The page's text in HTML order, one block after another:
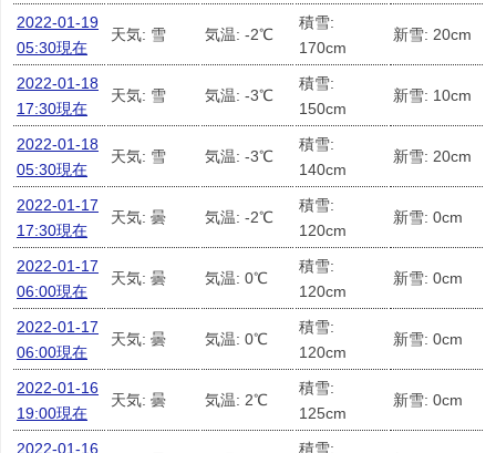
2022-01-19
05:30現在
天気: 雪 気温: -2℃
積雪:
170cm
新雪: 20cm
2022-01-18
17:30現在
天気: 雪 気温: -3℃
積雪:
150cm
新雪: 10cm
2022-01-18
05:30現在
天気: 雪 気温: -3℃
積雪:
140cm
新雪: 20cm
2022-01-17
17:30現在
天気: 曇 気温: -2℃
積雪:
120cm
新雪: 0cm
2022-01-17
06:00現在
天気: 曇 気温: 0℃
積雪:
120cm
新雪: 0cm
2022-01-17
06:00現在
天気: 曇 気温: 0℃
積雪:
120cm
新雪: 0cm
2022-01-16
19:00現在
天気: 曇 気温: 2℃
積雪:
125cm
新雪: 0cm
2022-01-16
積雪: